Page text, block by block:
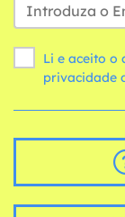
Li e aceito o
privacidade